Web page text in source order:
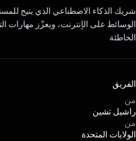
شريك الذكاء الاصطناعي الذي يتيح
الوسائط على الإنترنت، ويعزّز مهارات
الخاطئة
الفريق
من
راشيل تشين
من
الولايات المتحدة